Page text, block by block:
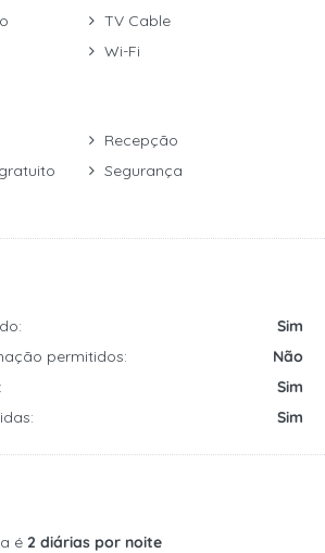
TV Cable
Wi-Fi
Recepção
Segurança
Sim
permitidos:
Não
Sim
Sim
é 2 diárias por noite